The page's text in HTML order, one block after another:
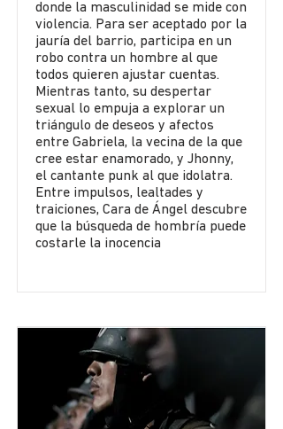
donde la masculinidad se mide con
violencia. Para ser aceptado por la
jauría del barrio, participa en un
robo contra un hombre al que
todos quieren ajustar cuentas.
Mientras tanto, su despertar
sexual lo empuja a explorar un
triángulo de deseos y afectos
entre Gabriela, la vecina de la que
cree estar enamorado, y Jhonny,
el cantante punk al que idolatra.
Entre impulsos, lealtades y
traiciones, Cara de Ángel descubre
que la búsqueda de hombría puede
costarle la inocencia